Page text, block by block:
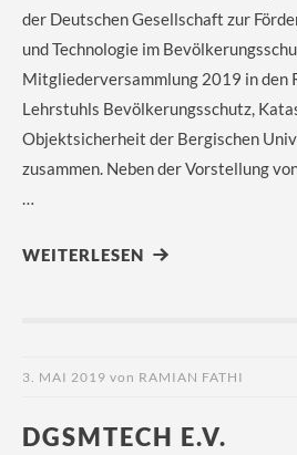
der Deutschen Gesellschaft zur
und Technologie im
Mitgliederversammlung 2019 in den
Lehrstuhls Bevölkerungsschutz,
Objektsicherheit der Bergischen
zusammen. Neben der Vorstellung
…
WEITERLESEN
3. MAI 2019 von RAMIAN FATHI
DGSMTECH E.V.